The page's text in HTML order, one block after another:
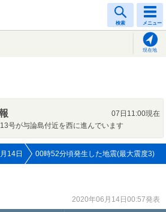
検索 メニュー
現在地
07日11:00現在
号が与論島付近を西に進んでいます
14日 00時52分頃発生した地震(最大震度3)
2020年06月14日00:57発表